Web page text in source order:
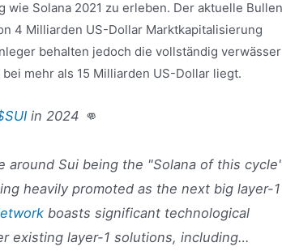
Solana 2021 zu erleben. Der aktuelle
4 Milliarden US-Dollar Marktkapitalisierung
behalten jedoch die vollständig
mehr als 15 Milliarden US-Dollar liegt.
in 2024 👊
around Sui being the "Solana of this
heavily promoted as the next big layer-1
boasts significant technological
existing layer-1 solutions, including…